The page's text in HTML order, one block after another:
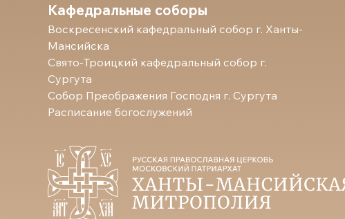
Кафедральные соборы
Воскресенский кафедральный собор г. Ханты-
Мансийска
Свято-Троицкий кафедральный собор г.
Сургута
Собор Преображения Господня г. Сургута
Расписание богослужений